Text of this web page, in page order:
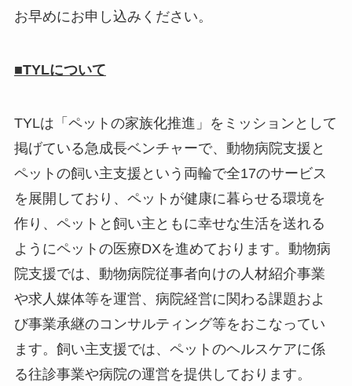
お早めにお申し込みください。
■TYLについて
TYLは「ペットの家族化推進」をミッションとして
掲げている急成長ベンチャーで、動物病院支援と
ペットの飼い主支援という両輪で全17のサービス
を展開しており、ペットが健康に暮らせる環境を
作り、ペットと飼い主ともに幸せな生活を送れる
ようにペットの医療DXを進めております。動物病
院支援では、動物病院従事者向けの人材紹介事業
や求人媒体等を運営、病院経営に関わる課題およ
び事業承継のコンサルティング等をおこなってい
ます。飼い主支援では、ペットのヘルスケアに係
る往診事業や病院の運営を提供しております。